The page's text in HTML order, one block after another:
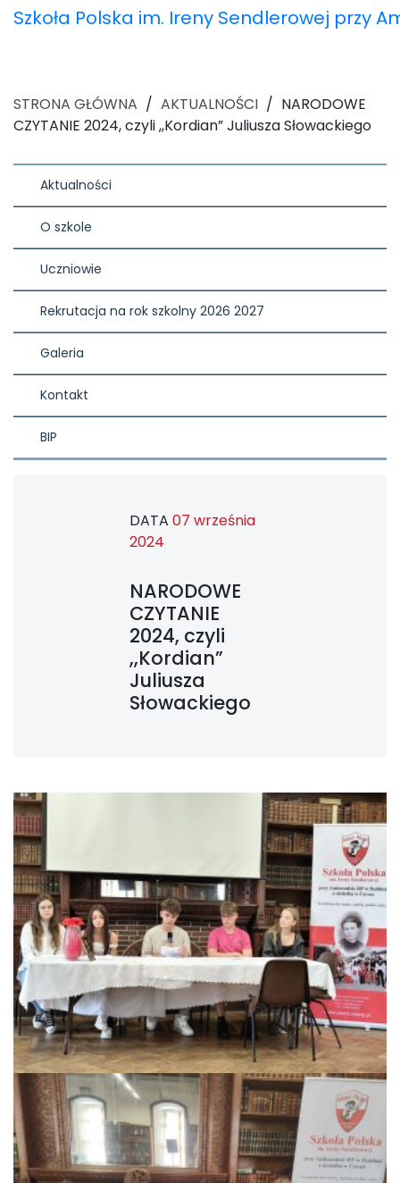
Szkoła Polska im. Ireny Sendlerowej przy
STRONA GŁÓWNA / AKTUALNOŚCI / NARODOWE
CZYTANIE 2024, czyli ,,Kordian” Juliusza Słowackiego
Aktualności
O szkole
Uczniowie
Rekrutacja na rok szkolny 2026 2027
Galeria
Kontakt
BIP
DATA 07 września
2024
NARODOWE
CZYTANIE
2024, czyli
,,Kordian”
Juliusza
Słowackiego